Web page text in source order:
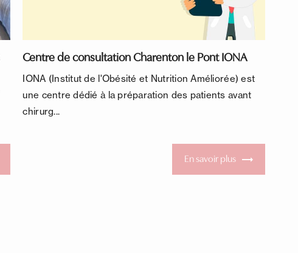
Centre de consultation Charenton le Pont IONA
IONA (Institut de l'Obésité et Nutrition Améliorée) est
une centre dédié à la préparation des patients avant
chirurg...
En savoir plus